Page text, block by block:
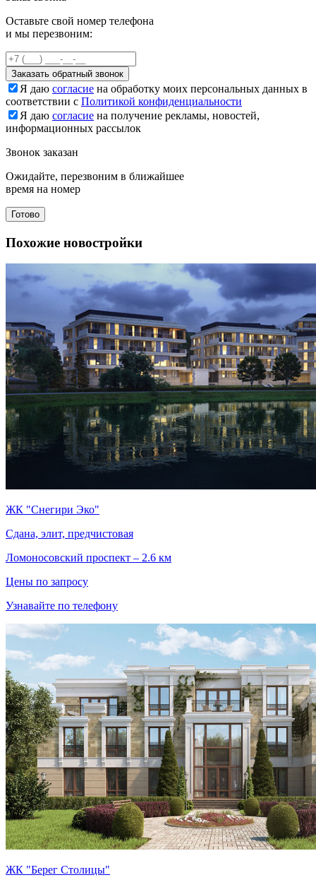
Оставьте свой номер телефона
и мы перезвоним:
Заказать обратный звонок
Я даю согласие на обработку моих персональных данных в
соответствии с Политикой конфиденциальности
Я даю согласие на получение рекламы, новостей,
информационных рассылок
Звонок заказан
Ожидайте, перезвоним в ближайшее
время на номер
Готово
Похожие новостройки
ЖК "Снегири Эко"
Сдана, элит, предчистовая
Ломоносовский проспект – 2.6 км
Цены по запросу
Узнавайте по телефону
ЖК "Берег Столицы"